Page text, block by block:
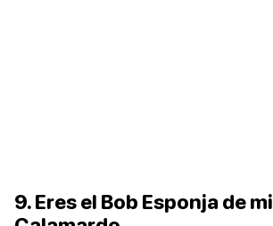
9. Eres el Bob Esponja de mi